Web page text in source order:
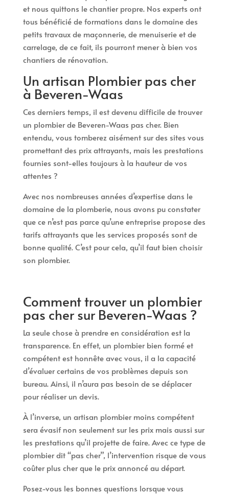
et nous quittons le chantier propre. Nos experts ont
tous bénéficié de formations dans le domaine des
petits travaux de maçonnerie, de menuiserie et de
carrelage, de ce fait, ils pourront mener à bien vos
chantiers de rénovation.
Un artisan Plombier pas cher
à Beveren-Waas
Ces derniers temps, il est devenu difficile de trouver
un plombier de Beveren-Waas pas cher. Bien
entendu, vous tomberez aisément sur des sites vous
promettant des prix attrayants, mais les prestations
fournies sont-elles toujours à la hauteur de vos
attentes ?
Avec nos nombreuses années d’expertise dans le
domaine de la plomberie, nous avons pu constater
que ce n’est pas parce qu’une entreprise propose des
tarifs attrayants que les services proposés sont de
bonne qualité. C’est pour cela, qu’il faut bien choisir
son plombier.
Comment trouver un plombier
pas cher sur Beveren-Waas ?
La seule chose à prendre en considération est la
transparence. En effet, un plombier bien formé et
compétent est honnête avec vous, il a la capacité
d’évaluer certains de vos problèmes depuis son
bureau. Ainsi, il n’aura pas besoin de se déplacer
pour réaliser un devis.
À l’inverse, un artisan plombier moins compétent
sera évasif non seulement sur les prix mais aussi sur
les prestations qu’il projette de faire. Avec ce type de
plombier dit “pas cher”, l’intervention risque de vous
coûter plus cher que le prix annoncé au départ.
Posez-vous les bonnes questions lorsque vous